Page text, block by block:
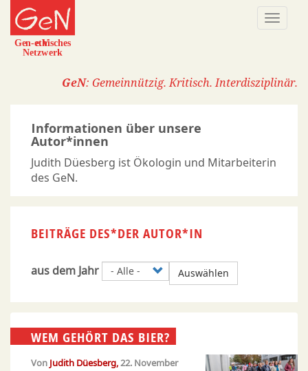
Direkt
zum
Inhalt
GeN: Gemeinnützig. Kritisch. Interdisziplinär.
Informationen über unsere
Autor*innen
Judith Düesberg ist Ökologin und Mitarbeiterin
des GeN.
BEITRÄGE DES*DER AUTOR*IN
aus dem Jahr Auswählen
WEM GEHÖRT DAS BIER?
Von Judith Düesberg 22. November